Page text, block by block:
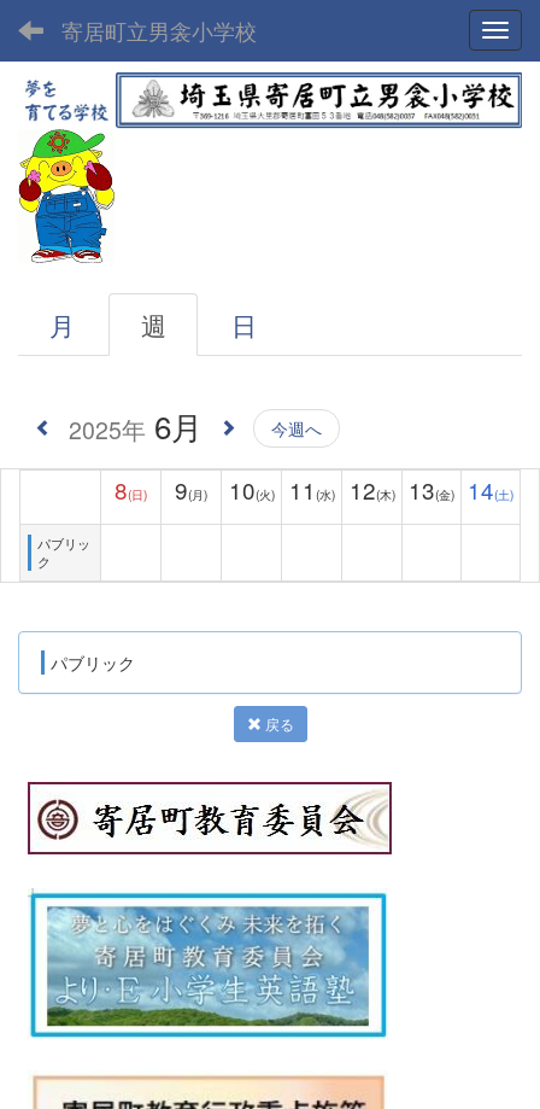
寄居町立男衾小学校
月 週 日
2025年 6月 今週へ
8(日) 9(月) 10(火) 11 (水) 12(木) 13(金) 14(土)
パブリッ
ク
パブリック
戻る